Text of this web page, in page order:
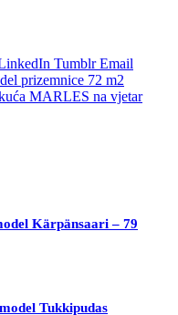
Tumblr Email
prizemnice 72 m2
MARLES na vjetar
Kärpänsaari – 79
Tukkipudas